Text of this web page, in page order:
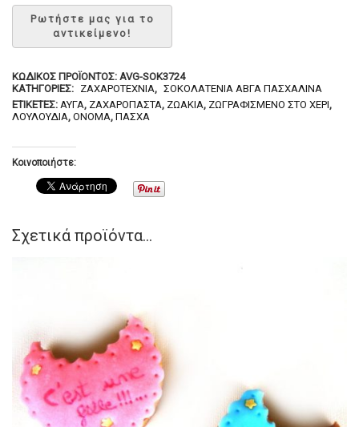
ΚΩΔΙΚΌΣ ΠΡΟΪΌΝΤΟΣ: AVG-SOK3724
ΚΑΤΗΓΟΡΊΕΣ: ΖΑΧΑΡΟΤΕΧΝΊΑ, ΣΟΚΟΛΑΤΈΝΙΑ ΑΒΓΆ ΠΑΣΧΑΛΙΝΆ
ΕΤΙΚΈΤΕΣ: ΑΥΓΆ, ΖΑΧΑΡΌΠΑΣΤΑ, ΖΩΆΚΙΑ, ΖΩΓΡΑΦΙΣΜΈΝΟ ΣΤΟ ΧΈΡΙ,
ΛΟΥΛΟΎΔΙΑ, ΌΝΟΜΑ, ΠΆΣΧΑ
Κοινοποιήστε:
Σχετικά προϊόντα...